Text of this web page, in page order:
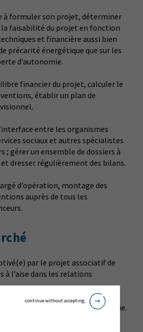
à formuler son projet, déterminer
la faisabilité du projet en fonction
et financière aussi bien
précarité énergétique que sur les
d’autonomie.
financier du projet, calculer le
établir un plan de
entre les organismes
sociaux et autres spécialistes
; gérer un ensemble de dossiers à
dresser régulièrement des bilans.
d’opération, montage des
auprès de tous les
par le projet associatif de
à l’aise dans les relations
rigoureux(se) et méthodique.
continue without accepting